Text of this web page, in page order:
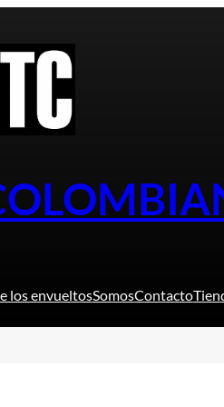
los envueltosSomosContacto